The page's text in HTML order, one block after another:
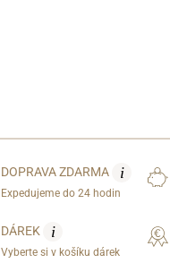
DOPRAVAZDARMA i
Expedujeme do 24 hodin
DÁREK i
Vyberte si v košíku dárek